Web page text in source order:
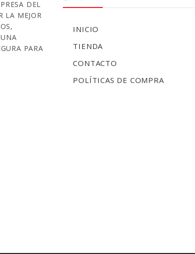
DEL
LA MEJOR
PARA
INICIO
TIENDA
CONTACTO
POLÍTICAS DE COMPRA